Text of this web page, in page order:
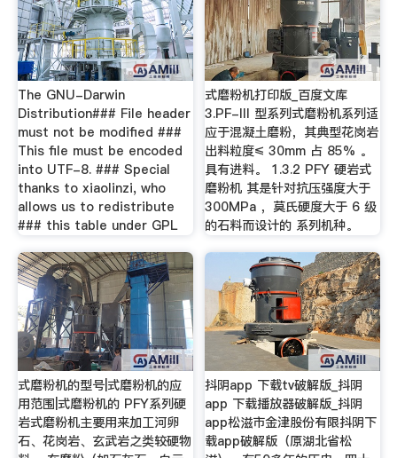
The GNU-Darwin
Distribution### File header
must not be modified ###
This file must be encoded
into UTF-8. ### Special
thanks to xiaolinzi, who
allows us to redistribute
### this table under GPL
式磨粉机打印版_百度文库
3.PF-III 型系列式磨粉机系列适
应于混凝土磨粉，其典型花岗岩
出料粒度≤ 30mm 占 85% 。
具有进料。 1.3.2 PFY 硬岩式
磨粉机 其是针对抗压强度大于
300MPa ，莫氏硬度大于 6 级
的石料而设计的 系列机种。
式磨粉机的型号|式磨粉机的应
用范围|式磨粉机的 PFY系列硬
岩式磨粉机主要用来加工河卵
石、花岗岩、玄武岩之类较硬物
抖阴app 下载tv破解版_抖阴
app 下载播放器破解版_抖阴
app松滋市金津股份有限抖阴下
载app破解版（原湖北省松